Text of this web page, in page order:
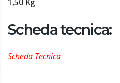
1,50 Kg
Scheda tecnica:
Scheda Tecnica